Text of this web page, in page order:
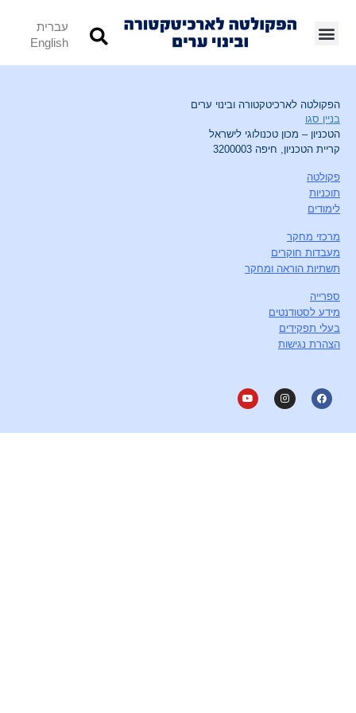
עברית
English
הפקולטה לארכיטקטורה ובינוי ערים
בניין סגו
הטכניון – מכון טכנולוגי לישראל
קריית הטכניון, חיפה 3200003
פקולטה
תוכניות
לימודים
מרכזי מחקר
מעבדות חוקרים
תשתיות הוראה ומחקר
ספרייה
מידע לסטודנטים
בעלי תפקידים
הצהרת נגישות